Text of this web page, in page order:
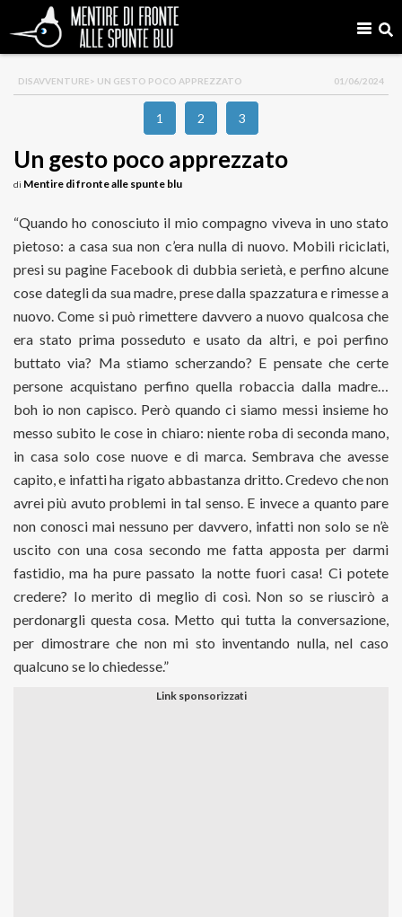
DISAVVENTURE> UN GESTO POCO APPREZZATO 01/06/2024
1 2 3
Un gesto poco apprezzato
di Mentire di fronte alle spunte blu
“Quando ho conosciuto il mio compagno viveva in uno stato
pietoso: a casa sua non c’era nulla di nuovo. Mobili riciclati,
presi su pagine Facebook di dubbia serietà, e perfino alcune
cose dategli da sua madre, prese dalla spazzatura e rimesse a
nuovo. Come si può rimettere davvero a nuovo qualcosa che
era stato prima posseduto e usato da altri, e poi perfino
buttato via? Ma stiamo scherzando? E pensate che certe
persone acquistano perfino quella robaccia dalla madre…
boh io non capisco. Però quando ci siamo messi insieme ho
messo subito le cose in chiaro: niente roba di seconda mano,
in casa solo cose nuove e di marca. Sembrava che avesse
capito, e infatti ha rigato abbastanza dritto. Credevo che non
avrei più avuto problemi in tal senso. E invece a quanto pare
non conosci mai nessuno per davvero, infatti non solo se n’è
uscito con una cosa secondo me fatta apposta per darmi
fastidio, ma ha pure passato la notte fuori casa! Ci potete
credere? Io merito di meglio di così. Non so se riuscirò a
perdonargli questa cosa. Metto qui tutta la conversazione,
per dimostrare che non mi sto inventando nulla, nel caso
qualcuno se lo chiedesse.”